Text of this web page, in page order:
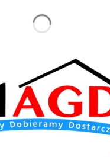
dnia